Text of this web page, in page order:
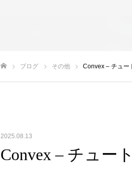
ブログ その他 Convex – チュー
2025.08.13
Convex – チュー